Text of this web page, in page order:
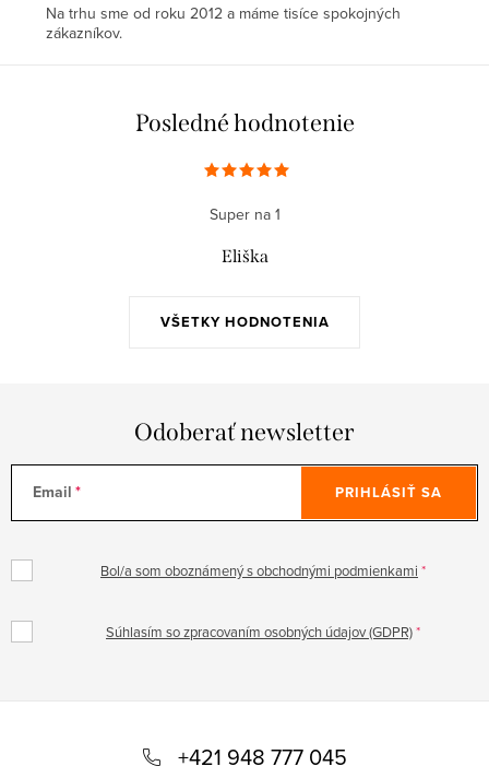
Na trhu sme od roku 2012 a máme tisíce spokojných
zákazníkov.
Posledné hodnotenie
VŠETKY HODNOTENIA
Super na 1
Eliška
Odoberať newsletter
Email
Bol/a som oboznámený s obchodnými podmienkami
Súhlasím so zpracovaním osobných údajov (GDPR)
PRIHLÁSIŤ SA
+421 948 777 045